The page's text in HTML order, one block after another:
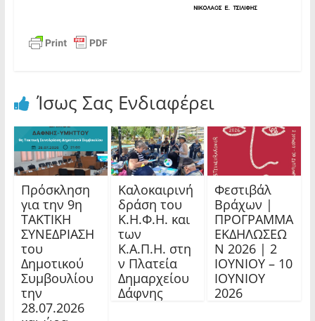
Ίσως Σας Ενδιαφέρει
Πρόσκληση
για την 9η
ΤΑΚΤΙΚΗ
ΣΥΝΕΔΡΙΑΣΗ
του
Δημοτικού
Συμβουλίου
την
28.07.2026
Καλοκαιρινή
δράση του
Κ.Η.Φ.Η. και
των
Κ.Α.Π.Η. στη
ν Πλατεία
Δημαρχείου
Δάφνης
Φεστιβάλ
Βράχων |
ΠΡΟΓΡΑΜΜΑ
ΕΚΔΗΛΩΣΕΩ
Ν 2026 | 2
ΙΟΥΝΙΟΥ – 10
ΙΟΥΝΙΟΥ
2026